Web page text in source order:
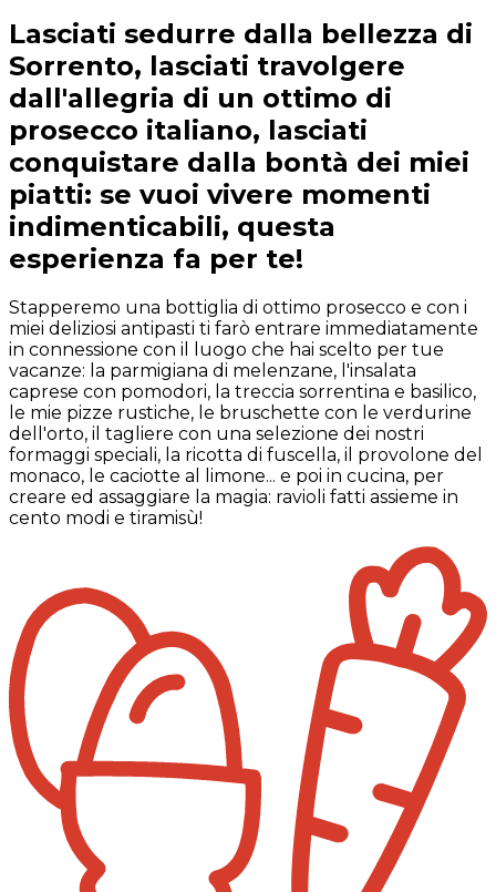
Lasciati sedurre dalla bellezza di
Sorrento, lasciati travolgere
dall'allegria di un ottimo di
prosecco italiano, lasciati
conquistare dalla bontà dei miei
piatti: se vuoi vivere momenti
indimenticabili, questa
esperienza fa per te!
Stapperemo una bottiglia di ottimo prosecco e con i
miei deliziosi antipasti ti farò entrare immediatamente
in connessione con il luogo che hai scelto per tue
vacanze: la parmigiana di melenzane, l'insalata
caprese con pomodori, la treccia sorrentina e basilico,
le mie pizze rustiche, le bruschette con le verdurine
dell'orto, il tagliere con una selezione dei nostri
formaggi speciali, la ricotta di fuscella, il provolone del
monaco, le caciotte al limone... e poi in cucina, per
creare ed assaggiare la magia: ravioli fatti assieme in
cento modi e tiramisù!